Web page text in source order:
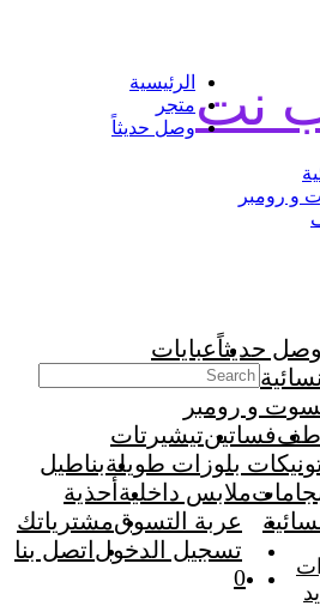
نت
وصل حديثاًعبايات
و رومبر
فساتينتيشيرتات
بلوزات طويلةبناطيل
ملابس داخلية أحذية
عربة التسوقمشترياتك
تسجيل الدخول اتصل بنا
0
الرئيسية
متجر
وصل حديثاً
و رومبر